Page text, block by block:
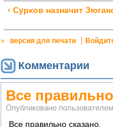
‹ Сурков назначит
» версия для печати
Комментарии
Все
Опубликовано пользователем
Все правильно сказано.